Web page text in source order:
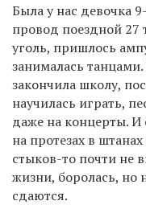
Была у нас девочка
провод поездной 27
уголь, пришлось
занималась
закончила школу,
научилась играть,
даже на концерты.
на протезах в
стыков-то почти не
жизни, боролась, но
сдаются.